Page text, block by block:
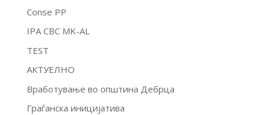
Conse PP
IPA CBC MK-AL
TEST
АКТУЕЛНО
Вработување во општина Дебрца
Граѓанска иницијатива